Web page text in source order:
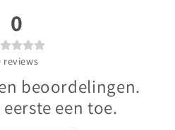
0
reviews
beoordelingen.
een toe.